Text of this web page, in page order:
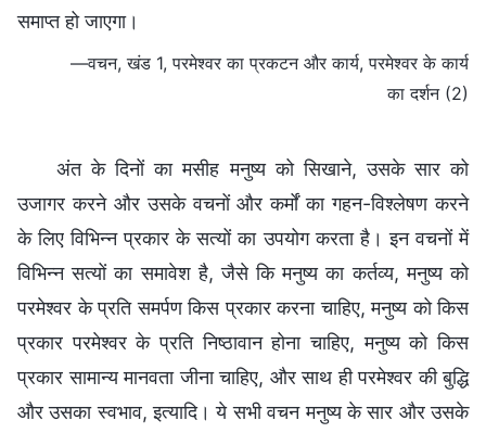
समाप्त हो जाएगा।
—वचन, खंड 1, परमेश्वर का प्रकटन और कार्य, परमेश्वर के कार्य
का दर्शन (2)
अंत के दिनों का मसीह मनुष्य को सिखाने, उसके सार को
उजागर करने और उसके वचनों और कर्मों का गहन-विश्लेषण करने
के लिए विभिन्न प्रकार के सत्यों का उपयोग करता है। इन वचनों में
विभिन्न सत्यों का समावेश है, जैसे कि मनुष्य का कर्तव्य, मनुष्य को
परमेश्वर के प्रति समर्पण किस प्रकार करना चाहिए, मनुष्य को किस
प्रकार परमेश्वर के प्रति निष्ठावान होना चाहिए, मनुष्य को किस
प्रकार सामान्य मानवता जीना चाहिए, और साथ ही परमेश्वर की बुद्धि
और उसका स्वभाव, इत्यादि। ये सभी वचन मनुष्य के सार और उसके